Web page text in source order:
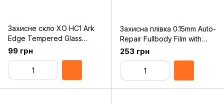
Захисне скло XO HC1 Ark
Edge Tempered Glass
0,26mm Clear for iPhone
6/6S
99 грн
Захисна плівка 0.15mm Auto-
Repair Fullbody Film with
Applicator for iPhone 7
253 грн